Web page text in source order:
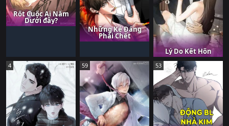
Rốt Cuộc Ai Nằm
Dưới đây?
Những Kẻ Đáng
Phải Chết
Lý Do Kết Hôn
4 59 53